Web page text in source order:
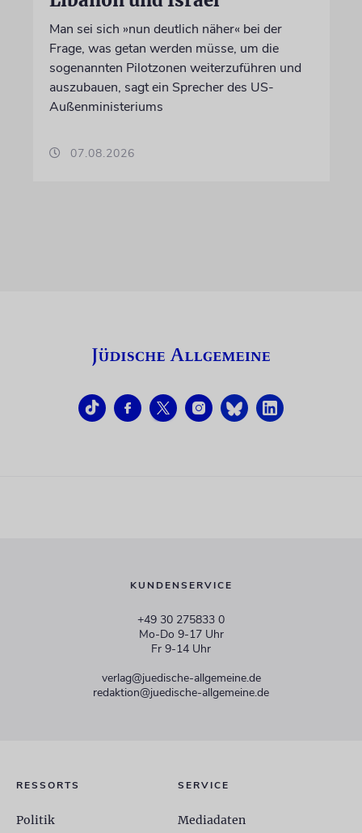
Man sei sich »nun deutlich näher« bei der
Frage, was getan werden müsse, um die
sogenannten Pilotzonen weiterzuführen und
auszubauen, sagt ein Sprecher des US-
Außenministeriums
07.08.2026
KUNDENSERVICE
+49 30 275833 0
Mo-Do 9-17 Uhr
Fr 9-14 Uhr
verlag@juedische-allgemeine.de
redaktion@juedische-allgemeine.de
RESSORTS
Politik
SERVICE
Mediadaten